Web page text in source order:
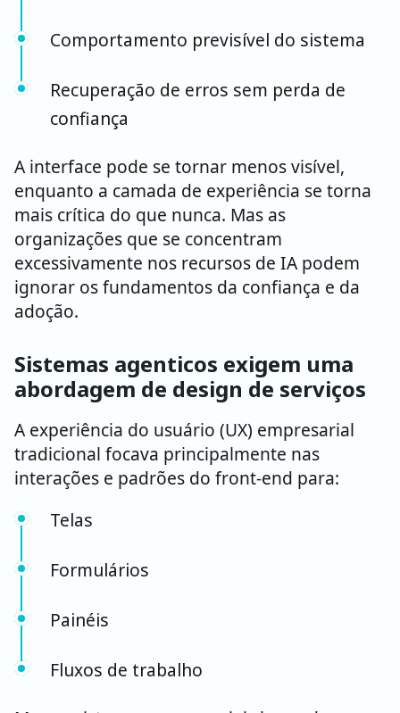
Comportamento previsível do sistema
Recuperação de erros sem perda de
confiança
A interface pode se tornar menos visível,
enquanto a camada de experiência se torna
mais crítica do que nunca. Mas as
organizações que se concentram
excessivamente nos recursos de IA podem
ignorar os fundamentos da confiança e da
adoção.
Sistemas agenticos exigem uma
abordagem de design de serviços
A experiência do usuário (UX) empresarial
tradicional focava principalmente nas
interações e padrões do front-end para:
Telas
Formulários
Painéis
Fluxos de trabalho